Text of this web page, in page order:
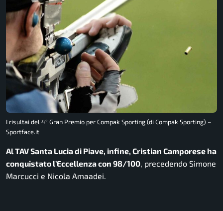
I risultai del 4° Gran Premio per Compak Sporting (di Compak Sporting) –
Sportface.it
Al TAV Santa Lucia di Piave, infine, Cristian Camporese ha
conquistato l’Eccellenza con 98/100, precedendo Simone
Marcucci e Nicola Amaadei.